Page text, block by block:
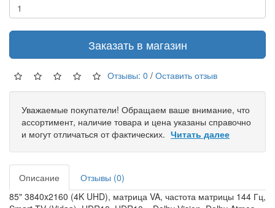
Заказать в магазин
Отзывы: 0 / Оставить отзыв
Уважаемые покупатели! Обращаем ваше внимание, что
ассортимент, наличие товара и цена указаны справочно
и могут отличаться от фактических. Читать далее
Описание
Отзывы (0)
85" 3840x2160 (4K UHD), матрица VA, частота матрицы 144 Гц,